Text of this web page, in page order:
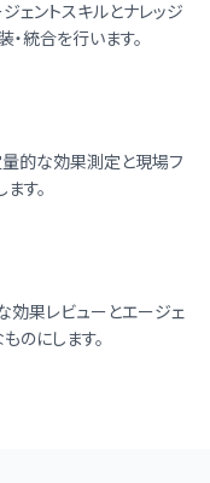
ェントスキルとナレッジ
統合を行います。
量的な効果測定と現場フ
す。
効果レビューとエージェ
のにします。